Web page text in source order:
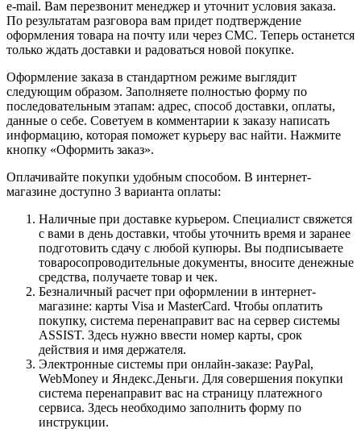
e-mail. Вам перезвонит менеджер и уточнит условия заказа.
По результатам разговора вам придет подтверждение
оформления товара на почту или через СМС. Теперь останется
только ждать доставки и радоваться новой покупке.
Оформление заказа в стандартном режиме выглядит
следующим образом. Заполняете полностью форму по
последовательным этапам: адрес, способ доставки, оплаты,
данные о себе. Советуем в комментарии к заказу написать
информацию, которая поможет курьеру вас найти. Нажмите
кнопку «Оформить заказ».
Оплачивайте покупки удобным способом. В интернет-
магазине доступно 3 варианта оплаты:
Наличные при доставке курьером. Специалист свяжется
с вами в день доставки, чтобы уточнить время и заранее
подготовить сдачу с любой купюры. Вы подписываете
товаросопроводительные документы, вносите денежные
средства, получаете товар и чек.
Безналичный расчет при оформлении в интернет-
магазине: карты Visa и MasterCard. Чтобы оплатить
покупку, система перенаправит вас на сервер системы
ASSIST. Здесь нужно ввести номер карты, срок
действия и имя держателя.
Электронные системы при онлайн-заказе: PayPal,
WebMoney и Яндекс.Деньги. Для совершения покупки
система перенаправит вас на страницу платежного
сервиса. Здесь необходимо заполнить форму по
инструкции.